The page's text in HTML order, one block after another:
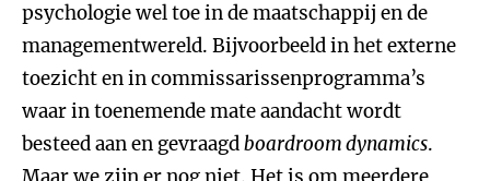
psychologie wel toe in de maatschappij en de
managementwereld. Bijvoorbeeld in het externe
toezicht en in commissarissenprogramma’s
waar in toenemende mate aandacht wordt
besteed aan en gevraagdboardroom dynamics.